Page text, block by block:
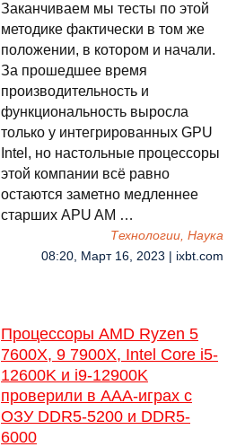
Заканчиваем мы тесты по этой
методике фактически в том же
положении, в котором и начали.
За прошедшее время
производительность и
функциональность выросла
только у интегрированных GPU
Intel, но настольные процессоры
этой компании всё равно
остаются заметно медленнее
старших APU AM …
Технологии, Наука
08:20, Март 16, 2023 | ixbt.com
Процессоры AMD Ryzen 5
7600X, 9 7900X, Intel Core i5-
12600K и i9-12900K
проверили в ААА-играх с
ОЗУ DDR5-5200 и DDR5-
6000